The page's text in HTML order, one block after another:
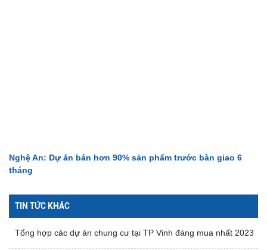
Nghệ An: Dự án bán hơn 90% sản phẩm trước bàn giao 6
tháng
TIN TỨC KHÁC
Tổng hợp các dự án chung cư tại TP Vinh đáng mua nhất 2023